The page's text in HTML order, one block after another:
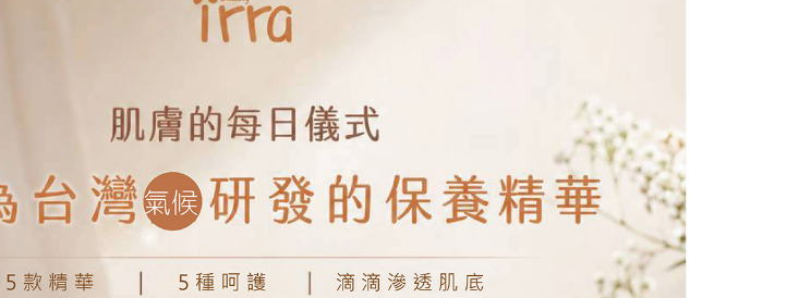
離島-宅配
免運費
貨到付款
每筆NT$150，滿NT$2,000(含以上)免運費